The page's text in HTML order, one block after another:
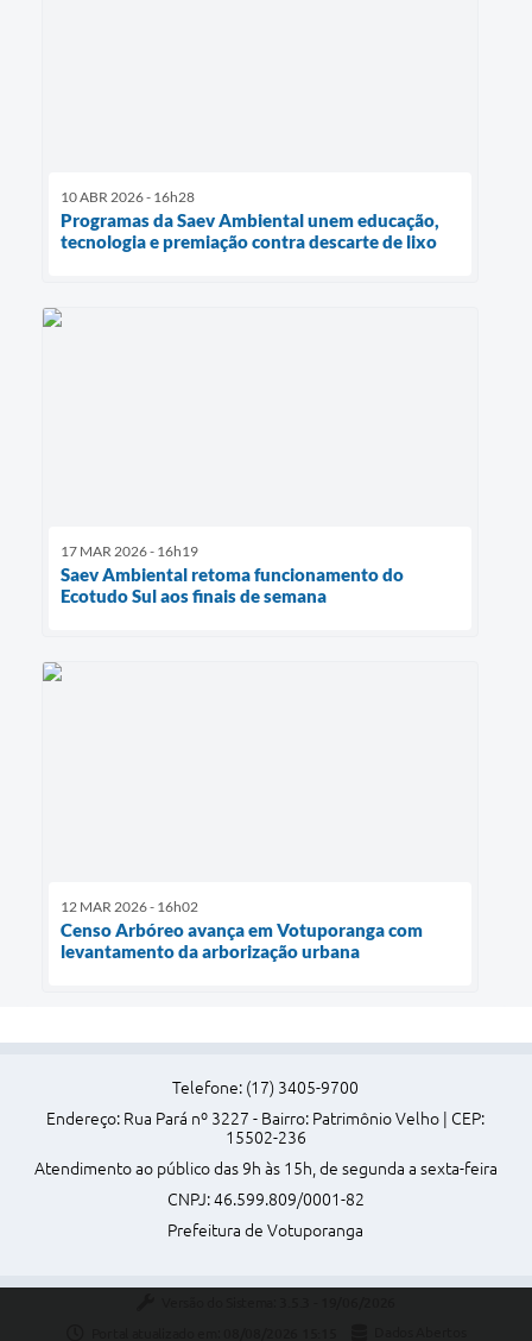
10 ABR 2026 - 16h28
Programas da Saev Ambiental unem educação,
tecnologia e premiação contra descarte de lixo
17 MAR 2026 - 16h19
Saev Ambiental retoma funcionamento do
Ecotudo Sul aos finais de semana
12 MAR 2026 - 16h02
Censo Arbóreo avança em Votuporanga com
levantamento da arborização urbana
Telefone: (17) 3405-9700
Endereço: Rua Pará nº 3227 - Bairro: Patrimônio Velho | CEP:
15502-236
Atendimento ao público das 9h às 15h, de segunda a sexta-feira
CNPJ: 46.599.809/0001-82
Prefeitura de Votuporanga